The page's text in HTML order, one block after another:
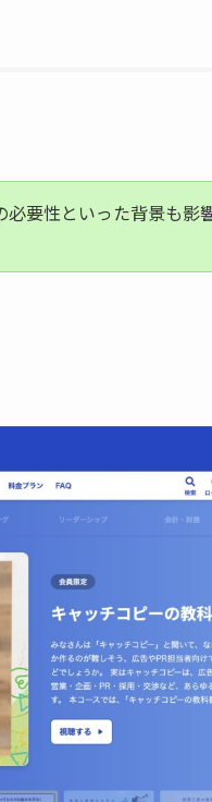
要性といった背景も影